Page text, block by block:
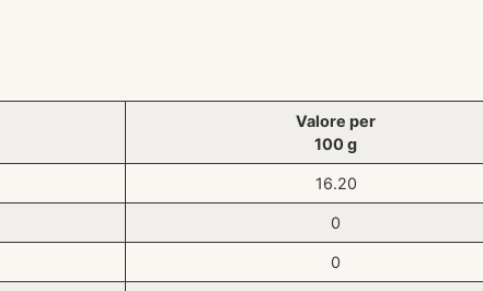
Valore per
100 g
16.20
0
0